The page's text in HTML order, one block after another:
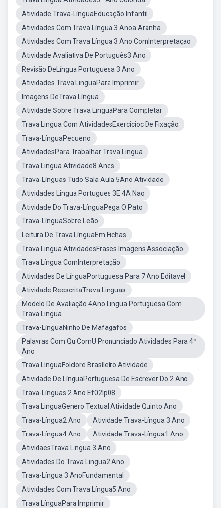
Atividade Trava-LínguaEducação Infantil
Atividades Com Trava Língua 3 Anoa Aranha
Atividades Com Trava Língua 3 Ano ComInterpretaçao
Atividade Avaliativa De Português3 Ano
Revisão DeLíngua Portuguesa 3 Ano
Atividades Trava LinguaPara Imprimir
Imagens DeTrava Língua
Atividade Sobre Trava LinguaPara Completar
Trava Lingua Com AtividadesExercicioc De Fixação
Trava-LínguaPequeno
AtividadesPara Trabalhar Trava Lingua
Trava Lingua Atividade8 Anos
Trava-Línguas Tudo Sala Aula 5Ano Atividade
Atividades Lingua Portugues 3E 4A Nao
Atividade Do Trava-LínguaPega O Pato
Trava-LínguaSobre Leão
Leitura De Trava LínguaEm Fichas
Trava Lingua AtividadesFrases Imagens Associação
Trava Língua ComInterpretação
Atividades De LínguaPortuguesa Para 7 Ano Editavel
Atividade ReescritaTrava Linguas
Modelo De Avaliação 4Ano Lingua Portuguesa Com
Trava Lingua
Trava-LínguaNinho De Mafagafos
Palavras Com Qu ComU Pronunciado Atividades Para 4º
Ano
Trava LinguaFolclore Brasileiro Atividade
Atividade De LínguaPortuguesa De Escrever Do 2 Ano
Trava-Línguas 2 Ano Ef02lp08
Trava LinguaGenero Textual Atividade Quinto Ano
Trava-Língua2 Ano
Atividade Trava-Língua 3 Ano
Trava-Língua4 Ano
Atividade Trava-Língua1 Ano
AtividaesTrava Lingua 3 Ano
Atividades Do Trava Lingua2 Ano
Trava-Língua 3 AnoFundamental
Atividades Com Trava Língua5 Ano
Trava LínguaPara Imprimir